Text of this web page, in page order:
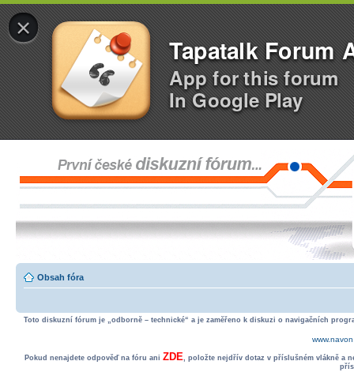
×
Tapatalk Forum
App for this forum
In Google Play
Obsah fóra
Toto diskuzní fórum je „odborně – technické“ a je zaměřeno k diskuzi o navigačních
Pokud nenajdete odpověď na fóru ani ZDE, položte nejdřív dotaz v příslušném vlákně a